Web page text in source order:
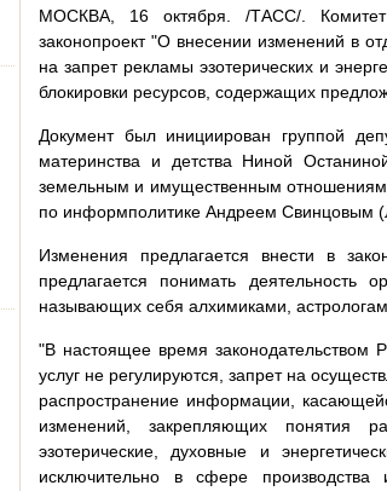
МОСКВА, 16 октября. /ТАСС/. Комитет
законопроект "О внесении изменений в
на запрет рекламы эзотерических и
блокировки ресурсов, содержащих
Документ был инициирован группой
материнства и детства Ниной
земельным и имущественным отношениям
по информполитике Андреем Свинцовым
Изменения предлагается внести в
предлагается понимать деятельность
называющих себя алхимиками,
"В настоящее время законодательством
услуг не регулируются, запрет на
распространение информации,
изменений, закрепляющих понятия
эзотерические, духовные и
исключительно в сфере производства